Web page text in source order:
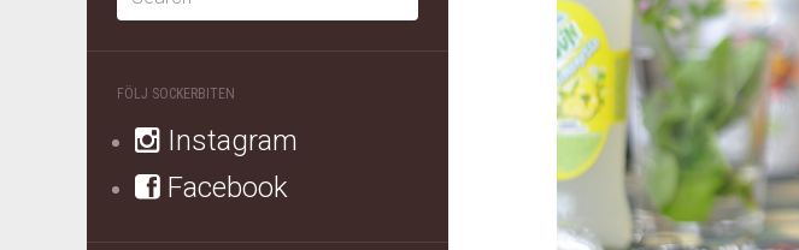
FÖLJ SOCKERBITEN
Instagram
Facebook